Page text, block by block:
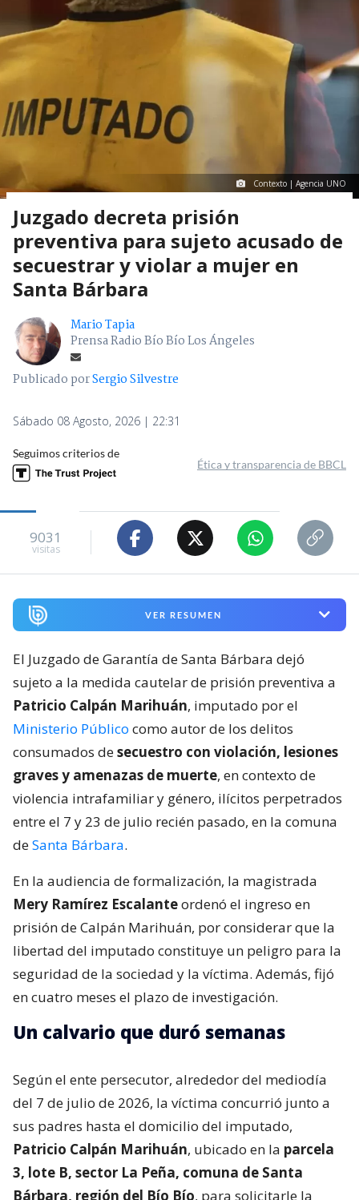
Contexto | Agencia UNO
Juzgado decreta prisión
preventiva para sujeto acusado de
secuestrar y violar a mujer en
Santa Bárbara
Mario Tapia
Prensa Radio Bío Bío Los Ángeles
Publicado porSergio Silvestre
Sábado 08 Agosto, 2026 | 22:31
Seguimos criterios de
Ética y transparencia de BBCL
9031
visitas
VER RESUMEN
El Juzgado de Garantía de Santa Bárbara dejó
sujeto a la medida cautelar de prisión preventiva a
Patricio Calpán Marihuán, imputado por el
Ministerio Público como autor de los delitos
consumados desecuestro con violación, lesiones
graves y amenazas de muerte, en contexto de
violencia intrafamiliar y género, ilícitos perpetrados
entre el 7 y 23 de julio recién pasado, en la comuna
deSanta Bárbara.
En la audiencia de formalización, la magistrada
Mery Ramírez Escalanteordenó el ingreso en
prisión de Calpán Marihuán, por considerar que la
libertad del imputado constituye un peligro para la
seguridad de la sociedad y la víctima. Además, fijó
en cuatro meses el plazo de investigación.
Un calvario que duró semanas
Según el ente persecutor, alrededor del mediodía
del 7 de julio de 2026, la víctima concurrió junto a
sus padres hasta el domicilio del imputado,
Patricio Calpán Marihuán, ubicado en la parcela
3, lote B, sector La Peña, comuna de Santa
Bárbara, región del Bío Bío, para solicitarle la